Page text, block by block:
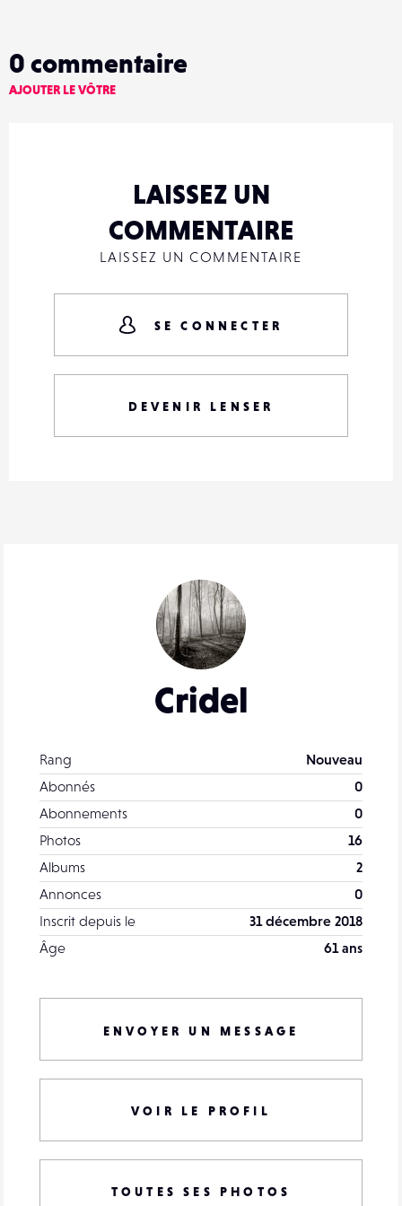
Cridel
Rang
Nouveau
Abonnés
0
Abonnements
0
Photos
16
Albums
2
Annonces
0
Inscrit depuis le
31 décembre 2018
Âge
61 ans
ENVOYER UN MESSAGE
VOIR LE PROFIL
TOUTES SES PHOTOS
0 commentaire
AJOUTER LE VÔTRE
LAISSEZ UN
COMMENTAIRE
LAISSEZ UN COMMENTAIRE
SE CONNECTER
DEVENIR LENSER